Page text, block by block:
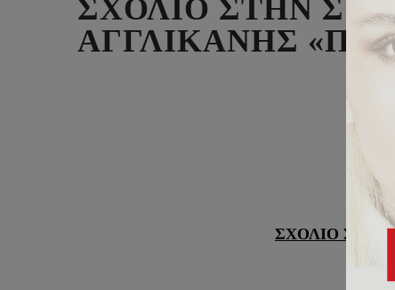
ΣΧΟΛΙΟ ΣΤΗΝ
ΑΓΓΛΙΚΑΝΗΣ
ΣΧΟΛΙΟ ΣΤΗΝ